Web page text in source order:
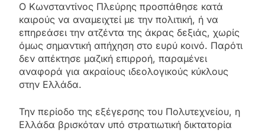
Ο Κωνσταντίνος Πλεύρης προσπάθησε κατά
καιρούς να αναμειχτεί με την πολιτική, ή να
επηρεάσει την ατζέντα της άκρας δεξιάς, χωρίς
όμως σημαντική απήχηση στο ευρύ κοινό. Παρότι
δεν απέκτησε μαζική επιρροή, παραμένει
αναφορά για ακραίους ιδεολογικούς κύκλους
στην Ελλάδα.
Την περίοδο της εξέγερσης του Πολυτεχνείου, η
Ελλάδα βρισκόταν υπό στρατιωτική δικτατορία